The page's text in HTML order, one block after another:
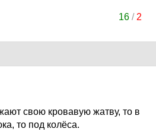
16 / 2
свою кровавую жатву, то в
то под колёса.